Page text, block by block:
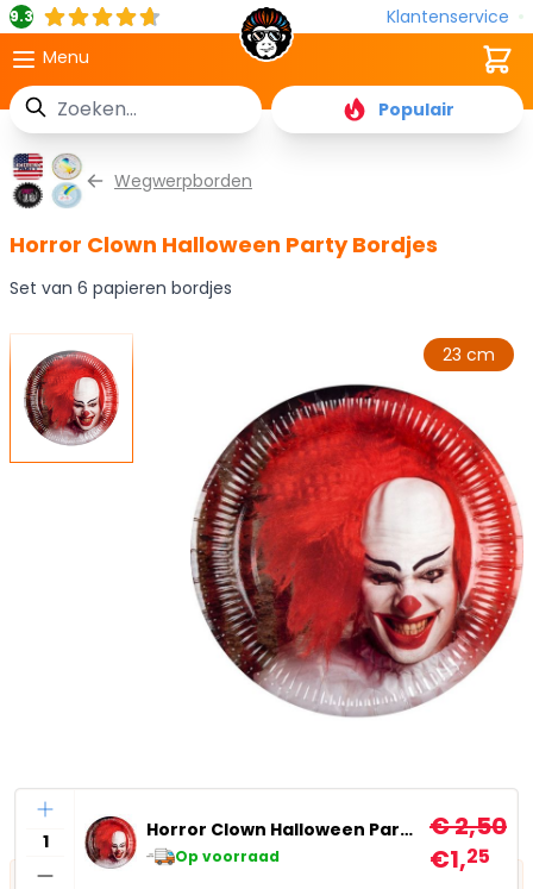
9.3
Klantenservice
Menu
Zoek
Populair
Cart
Wegwerpborden
Horror Clown Halloween Party Bordjes
Set van 6 papieren bordjes
23 cm
Aantal
Horror Clown Halloween Party Bordjes
Op voorraad
€ 2,50
€1,25